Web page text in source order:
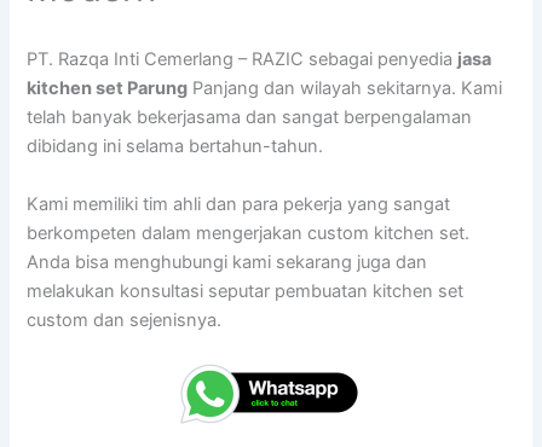
PT. Razqa Inti Cemerlang – RAZIC sebagai penyedia jasa
kitchen set Parung Panjang dan wilayah sekitarnya. Kami
telah banyak bekerjasama dan sangat berpengalaman
dibidang ini selama bertahun-tahun.
Kami memiliki tim ahli dan para pekerja yang sangat
berkompeten dalam mengerjakan custom kitchen set.
Anda bisa menghubungi kami sekarang juga dan
melakukan konsultasi seputar pembuatan kitchen set
custom dan sejenisnya.